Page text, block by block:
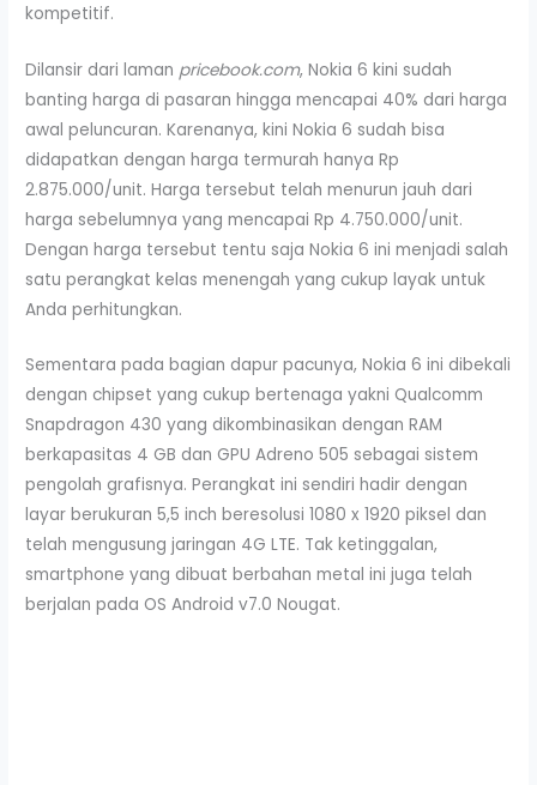
kompetitif.
Dilansir dari laman pricebook.com, Nokia 6 kini sudah
banting harga di pasaran hingga mencapai 40% dari harga
awal peluncuran. Karenanya, kini Nokia 6 sudah bisa
didapatkan dengan harga termurah hanya Rp
2.875.000/unit. Harga tersebut telah menurun jauh dari
harga sebelumnya yang mencapai Rp 4.750.000/unit.
Dengan harga tersebut tentu saja Nokia 6 ini menjadi salah
satu perangkat kelas menengah yang cukup layak untuk
Anda perhitungkan.
Sementara pada bagian dapur pacunya, Nokia 6 ini dibekali
dengan chipset yang cukup bertenaga yakni Qualcomm
Snapdragon 430 yang dikombinasikan dengan RAM
berkapasitas 4 GB dan GPU Adreno 505 sebagai sistem
pengolah grafisnya. Perangkat ini sendiri hadir dengan
layar berukuran 5,5 inch beresolusi 1080 x 1920 piksel dan
telah mengusung jaringan 4G LTE. Tak ketinggalan,
smartphone yang dibuat berbahan metal ini juga telah
berjalan pada OS Android v7.0 Nougat.